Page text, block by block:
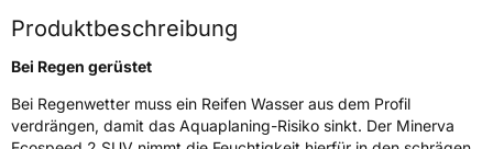
Weitere Eigenschaften
SchlauchtypTL
ZustandNeureifen
Produktbeschreibung
Bei Regen gerüstet
Bei Regenwetter muss ein Reifen Wasser aus dem Profil
verdrängen, damit das Aquaplaning-Risiko sinkt. Der Minerva